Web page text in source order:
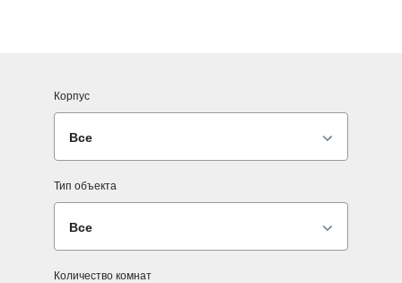
Корпус
Все
Тип объекта
Все
Количество комнат